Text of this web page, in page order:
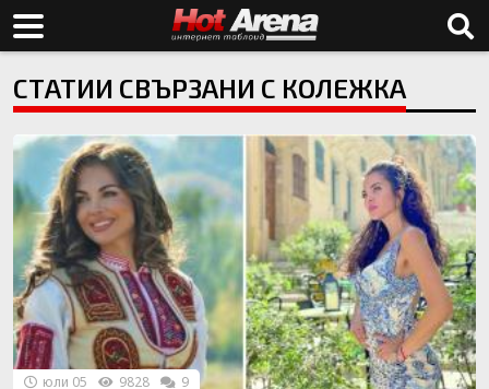
СТАТИИ СВЪРЗАНИ С КОЛЕЖКА
юли 05 9828 9